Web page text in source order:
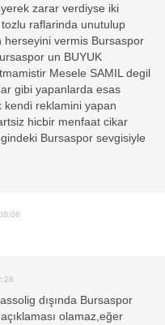
zarar verdiyse iki
raflarinda unutulup
herseyini vermis Bursaspor
un BUYUK
Mesele SAMIL degil
gibi yapanlarda esas
kendi reklamini yapan
hicbir menfaat cikar
Bursaspor sevgisiyle
dışında Bursaspor
olamaz,eğer